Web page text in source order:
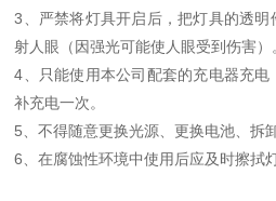
3、严禁将灯具开启后，把灯具的透
射人眼（因强光可能使人眼受到伤害）
4、只能使用本公司配套的充电器充
补充电一次。
5、不得随意更换光源、更换电池、拆
6、在腐蚀性环境中使用后应及时擦拭